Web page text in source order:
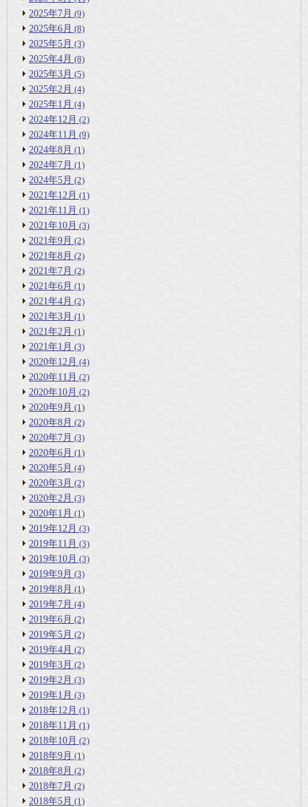
2025年7月 (9)
2025年6月 (8)
2025年5月 (3)
2025年4月 (8)
2025年3月 (5)
2025年2月 (4)
2025年1月 (4)
2024年12月 (2)
2024年11月 (9)
2024年8月 (1)
2024年7月 (1)
2024年5月 (2)
2021年12月 (1)
2021年11月 (1)
2021年10月 (3)
2021年9月 (2)
2021年8月 (2)
2021年7月 (2)
2021年6月 (1)
2021年4月 (2)
2021年3月 (1)
2021年2月 (1)
2021年1月 (3)
2020年12月 (4)
2020年11月 (2)
2020年10月 (2)
2020年9月 (1)
2020年8月 (2)
2020年7月 (3)
2020年6月 (1)
2020年5月 (4)
2020年3月 (2)
2020年2月 (3)
2020年1月 (1)
2019年12月 (3)
2019年11月 (3)
2019年10月 (3)
2019年9月 (3)
2019年8月 (1)
2019年7月 (4)
2019年6月 (2)
2019年5月 (2)
2019年4月 (2)
2019年3月 (2)
2019年2月 (3)
2019年1月 (3)
2018年12月 (1)
2018年11月 (1)
2018年10月 (2)
2018年9月 (1)
2018年8月 (2)
2018年7月 (2)
2018年5月 (1)